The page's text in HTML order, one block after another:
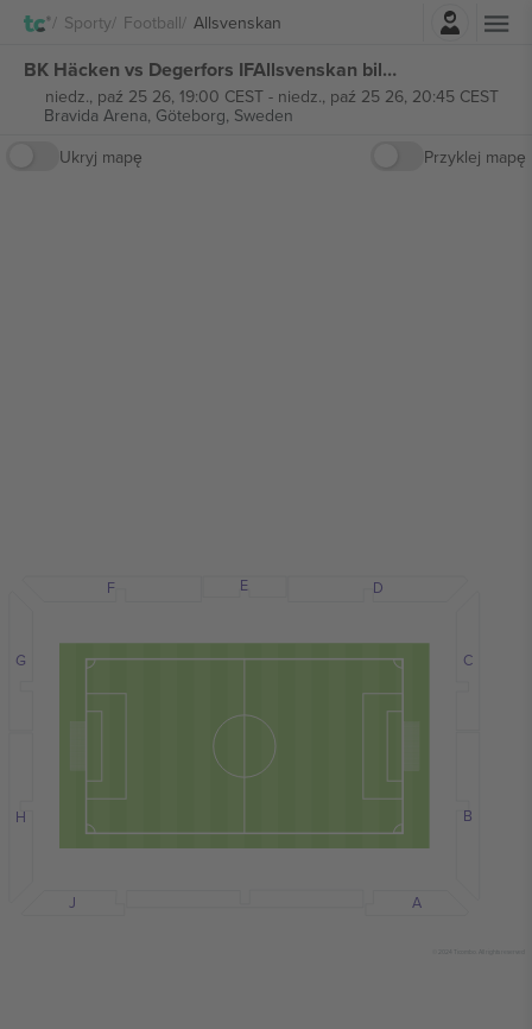
Sporty Football Allsvenskan
BK Häcken vs Degerfors IFAllsvenskan biletów
niedz., paź 25 26, 19:00 CEST- niedz., paź 25 26, 20:45 CEST
Bravida Arena, Göteborg, Sweden
Ukryj mapę
Przyklej mapę
B
C
G
H
A
D
E
F
J